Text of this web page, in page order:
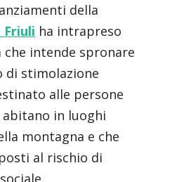
della
Friuli ha intrapreso
che intende spronare
di stimolazione
alle persone
abitano in luoghi
montagna e che
al rischio di